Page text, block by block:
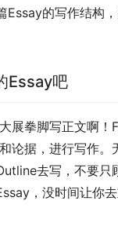
的写作结构
Essay吧
展拳脚写正文啊！
据，进行写作。
去写，不要只
，没时间让你去